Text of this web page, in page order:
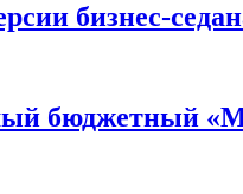
бизнес-
бюджетный